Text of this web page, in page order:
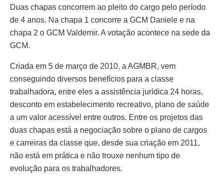
Duas chapas concorrem ao pleito do cargo pelo período
de 4 anos. Na chapa 1 concorre a GCM Daniele e na
chapa 2 o GCM Valdemir. A votação acontece na sede da
GCM.
Criada em 5 de março de 2010, a AGMBR, vem
conseguindo diversos benefícios para a classe
trabalhadora, entre eles a assistência jurídica 24 horas,
desconto em estabelecimento recreativo, plano de saúde
a um valor acessível entre outros. Entre os projetos das
duas chapas está a negociação sobre o plano de cargos
e carreiras da classe que, desde sua criação em 2011,
não está em prática e não trouxe nenhum tipo de
evolução para os trabalhadores.